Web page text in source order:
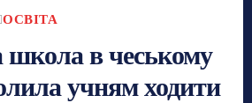
ОСВІТА
школа в чеському
учням ходити